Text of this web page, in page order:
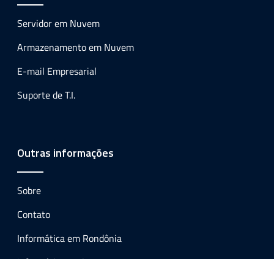
Servidor em Nuvem
Armazenamento em Nuvem
E-mail Empresarial
Suporte de T.I.
Outras informações
Sobre
Contato
Informática em Rondônia